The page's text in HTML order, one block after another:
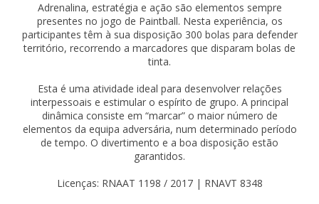
Adrenalina, estratégia e ação são elementos sempre
presentes no jogo de Paintball. Nesta experiência, os
participantes têm à sua disposição 300 bolas para defender
território, recorrendo a marcadores que disparam bolas de
tinta.
Esta é uma atividade ideal para desenvolver relações
interpessoais e estimular o espírito de grupo. A principal
dinâmica consiste em “marcar” o maior número de
elementos da equipa adversária, num determinado período
de tempo. O divertimento e a boa disposição estão
garantidos.
Licenças: RNAAT 1198 / 2017 | RNAVT 8348